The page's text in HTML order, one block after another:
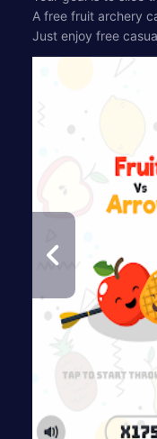
A free fruit archery
Just enjoy free